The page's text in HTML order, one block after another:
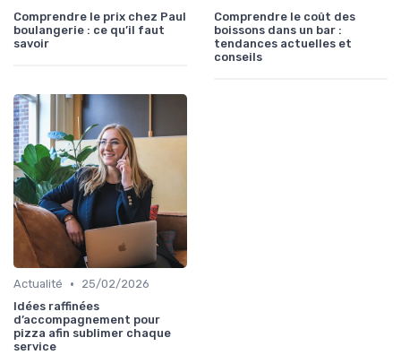
Comprendre le prix chez Paul
boulangerie : ce qu’il faut
savoir
Comprendre le coût des
boissons dans un bar :
tendances actuelles et
conseils
Actualité •
25/02/2026
Idées raffinées
d’accompagnement pour
pizza afin sublimer chaque
service